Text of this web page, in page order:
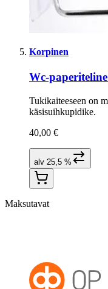
Korpinen
Wc-
Tukikaiteeseen on
käsisuihkupidike.
40,00 €
alv 25,5 %
Maksutavat